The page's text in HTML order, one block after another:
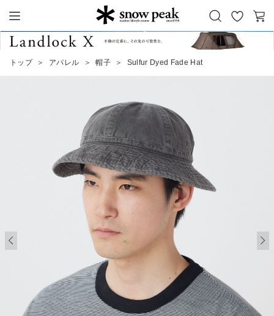
Snow Peak
お
気
カ
トップ ＞ アパレル ＞ 帽子 ＞ Sulfur Dyed Fade Hat